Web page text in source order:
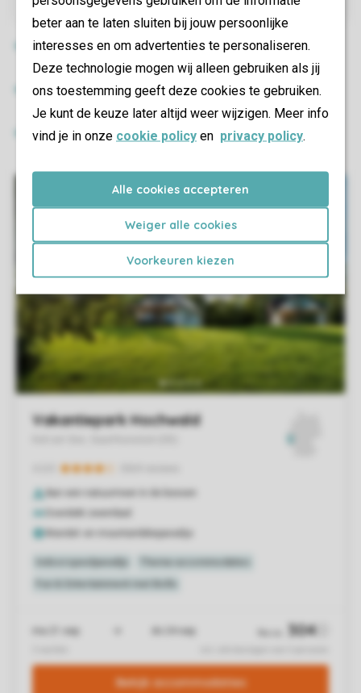
beter aan te laten sluiten bij jouw persoonlijke
interesses en om advertenties te personaliseren.
Deze technologie mogen wij alleen gebruiken als jij
ons toestemming geeft deze cookies te gebruiken.
Je kunt de keuze later altijd weer wijzigen. Meer info
vind je in onze cookie policy en privacy policy.
Alle cookies accepteren
Weiger alle cookies
Voorkeuren kiezen